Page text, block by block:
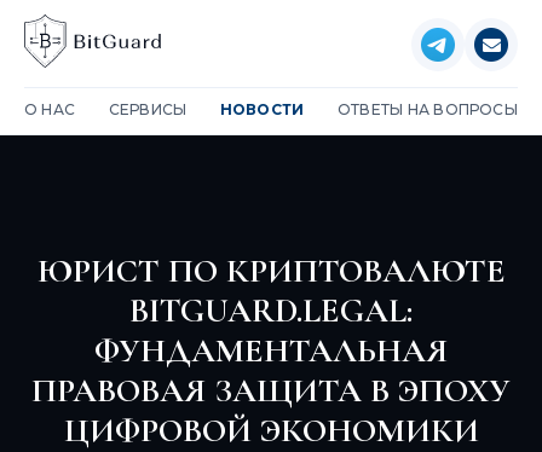
О НАС СЕРВИСЫ НОВОСТИ ОТВЕТЫ НА ВОПРОСЫ
ЮРИСТ ПО КРИПТОВАЛЮТЕ
BITGUARD.LEGAL:
ФУНДАМЕНТАЛЬНАЯ
ПРАВОВАЯ ЗАЩИТА В ЭПОХУ
ЦИФРОВОЙ ЭКОНОМИКИ